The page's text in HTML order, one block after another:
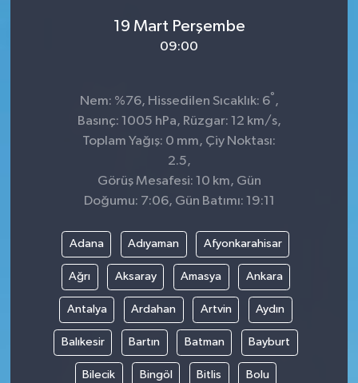
19 Mart Perşembe
09:00
Nem: %76, Hissedilen Sıcaklık: 6° ,
Basınç: 1005 hPa, Rüzgar: 12 km/s,
Toplam Yağış: 0 mm, Çiy Noktası:
2.5,
Görüş Mesafesi: 10 km, Gün
Doğumu: 7:06, Gün Batımı: 19:11
Adana Adıyaman Afyonkarahisar
Ağrı Aksaray Amasya Ankara
Antalya Ardahan Artvin Aydın
Balıkesir Bartın Batman Bayburt
Bilecik Bingöl Bitlis Bolu